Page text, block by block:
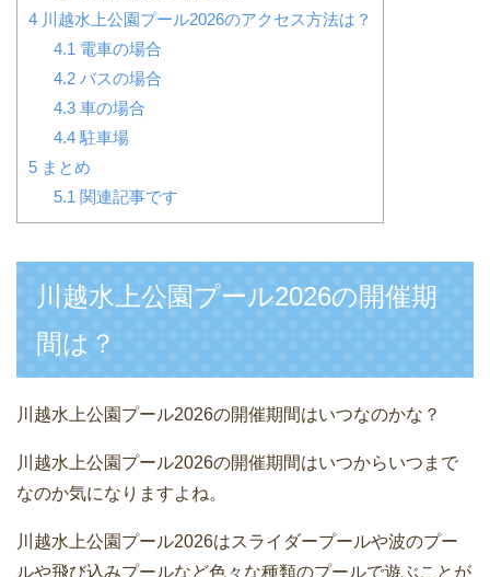
4 川越水上公園プール2026のアクセス方法は？
4.1 電車の場合
4.2バスの場合
4.3車の場合
4.4駐車場
5 まとめ
5.1 関連記事です
川越水上公園プール2026の開催期
間は？
川越水上公園プール2026の開催期間はいつなのかな？
川越水上公園プール2026の開催期間はいつからいつまで
なのか気になりますよね。
川越水上公園プール2026はスライダープールや波のプー
ルや飛び込みプールなど色々な種類のプールで遊ぶことが